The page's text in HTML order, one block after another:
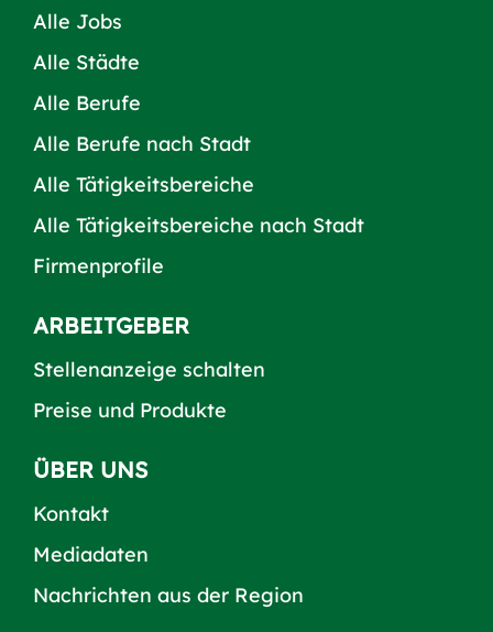
Alle Jobs
Alle Städte
Alle Berufe
Alle Berufe nach Stadt
Alle Tätigkeitsbereiche
Alle Tätigkeitsbereiche nach Stadt
Firmenprofile
ARBEITGEBER
Stellenanzeige schalten
Preise und Produkte
ÜBER UNS
Kontakt
Mediadaten
Nachrichten aus der Region